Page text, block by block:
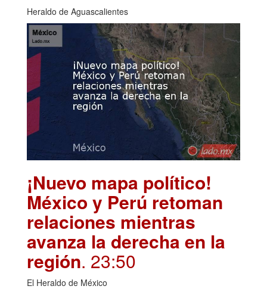
Heraldo de Aguascalientes
¡Nuevo mapa político!
México y Perú retoman
relaciones mientras
avanza la derecha en la
región. 23:50
El Heraldo de México